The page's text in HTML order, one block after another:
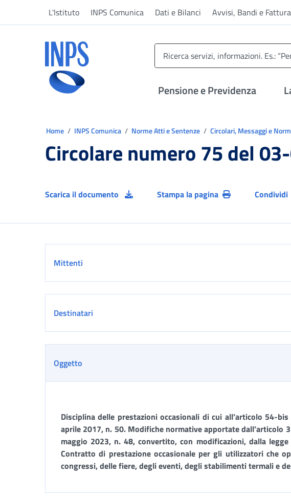
L'Istituto INPS Comunica Dati e Bilanci Avvisi, Bandi e
Pensione e Previdenza
Home INPS Comunica Norme Atti e Sentenze Circolari, Messaggi e
Circolare numero 75 del
Scarica il documento Stampa la pagina Condividi
Mittenti
Destinatari
Oggetto
Disciplina delle prestazioni occasionali di cui all’articolo 54-
aprile 2017, n. 50. Modifiche normative apportate dall’articolo
maggio 2023, n. 48, convertito, con modificazioni, dalla
Contratto di prestazione occasionale per gli utilizzatori che
congressi, delle fiere, degli eventi, degli stabilimenti termali e